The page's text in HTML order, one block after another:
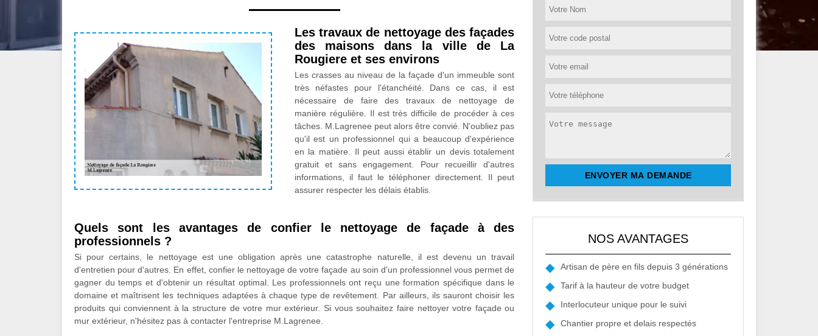
Les travaux de nettoyage des façades
des maisons dans la ville de La
Rougiere et ses environs
Les crasses au niveau de la façade d'un immeuble sont
très néfastes pour l'étanchéité. Dans ce cas, il est
nécessaire de faire des travaux de nettoyage de
manière régulière. Il est très difficile de procéder à ces
tâches. M.Lagrenee peut alors être convié. N'oubliez pas
qu'il est un professionnel qui a beaucoup d'expérience
en la matière. Il peut aussi établir un devis totalement
gratuit et sans engagement. Pour recueillir d'autres
informations, il faut le téléphoner directement. Il peut
assurer respecter les délais établis.
Quels sont les avantages de confier le nettoyage de façade à des
professionnels ?
Si pour certains, le nettoyage est une obligation après une catastrophe naturelle, il est devenu un travail
d'entretien pour d'autres. En effet, confier le nettoyage de votre façade au soin d'un professionnel vous permet de
gagner du temps et d'obtenir un résultat optimal. Les professionnels ont reçu une formation spécifique dans le
domaine et maîtrisent les techniques adaptées à chaque type de revêtement. Par ailleurs, ils sauront choisir les
produits qui conviennent à la structure de votre mur extérieur. Si vous souhaitez faire nettoyer votre façade ou
mur extérieur, n'hésitez pas à contacter l'entreprise M.Lagrenee.
NOS AVANTAGES
Artisan de père en fils depuis 3 générations
Tarif à la hauteur de votre budget
Interlocuteur unique pour le suivi
Chantier propre et delais respectés